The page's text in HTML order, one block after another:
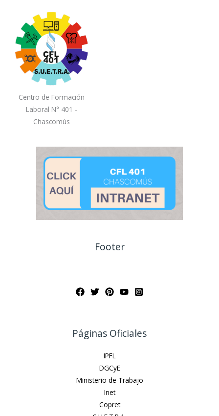
Centro de Formación
Laboral N° 401 -
Chascomús
Footer
Páginas Oficiales
IPFL
DGCyE
Ministerio de Trabajo
Inet
Copret